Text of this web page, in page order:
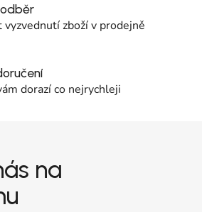
vyzvednutí zboží v prodejně
dorazí co nejrychleji
na